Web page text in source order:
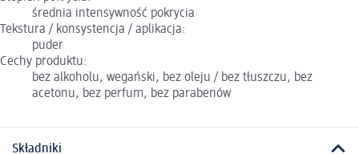
średnia intensywność pokrycia
Tekstura / konsystencja / aplikacja:
puder
Cechy produktu:
bez alkoholu, wegański, bez oleju / bez tłuszczu, bez
acetonu, bez perfum, bez parabenów
Składniki